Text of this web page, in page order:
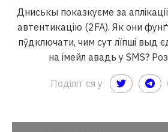
Дниськы показкуєме за
автентикацію (2FA). Як они
пӯдключати, чим сут лїпші выд
на імейл авадь у SMS?
Поділіт ся у